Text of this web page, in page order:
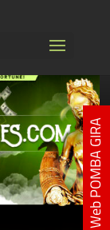
Web POMBA GIRA